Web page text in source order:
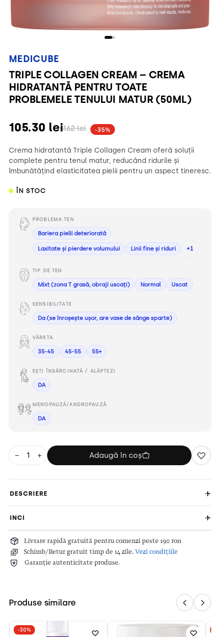
MEDICUBE
TRIPLE COLLAGEN CREAM – CREMA
HIDRATANTĂ PENTRU TOATE
PROBLEMELE TENULUI MATUR (50ML)
162lei
105.30 lei -35%
Crema hidratantă Triple Collagen Cream oferă soluții
complete pentru tenul matur, reducând ridurile și
îmbunătățind elasticitatea pielii pentru un aspect tineresc.
ÎN STOC
PROBLEMA TEN
Bariera pielii deteriorată
Laxitate și pierdere volumului Linii fine și riduri +1
TIP DE TEN
Mixt (zona T grasă, obraji uscați) Normal Uscat
SENSIBILITATE
Da (se înroșește ușor, are vase de sânge sparte)
VÂRSTA
35-45 45-55 55+
EȘTI ÎNSĂRCINATĂ / ALĂPTEZI
DA
MENOPAUZĂ/ANDROPAUZĂ
DA
− + Adaugă în coș
DESCRIERE
INCI
Livrare rapidă gratuită pentru comenzi peste 190 ron
Schimb/Retur gratuit timp de 14 zile. Vezi condițiile
Garanție autenticitate produse.
Produse similare
-30%